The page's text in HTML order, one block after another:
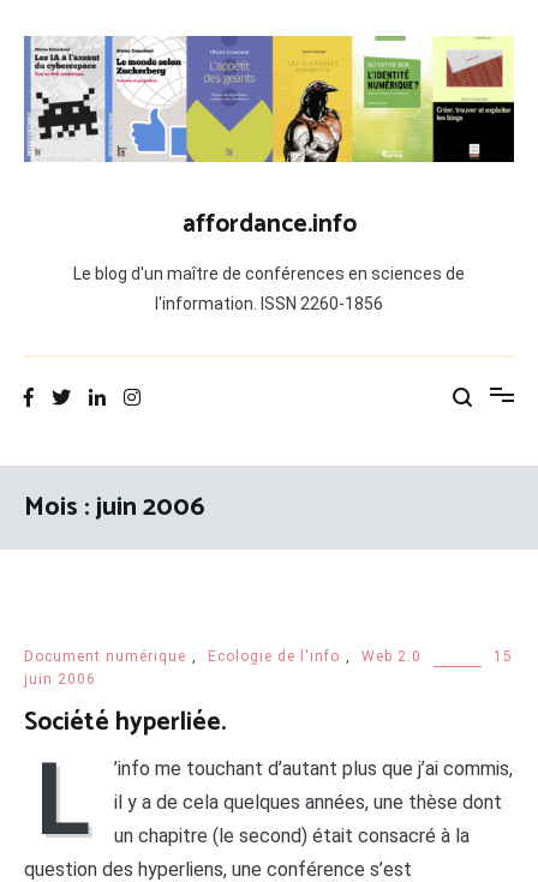
contenu
affordance.info
Le blog d'un maître de conférences en sciences de
l'information. ISSN 2260-1856
Mois :juin 2006
Document numérique Ecologie de l'info Web 2.0
15
juin 2006
Société hyperliée.
L
’info me touchant d’autant plus que j’ai commis,
il y a de cela quelques années, une thèse dont
un chapitre (le second) était consacré à la
question des hyperliens, une conférence s’est